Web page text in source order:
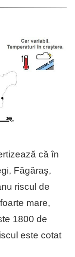
că în
Făgăraş,
riscul de
mare,
1800 de
este cotat